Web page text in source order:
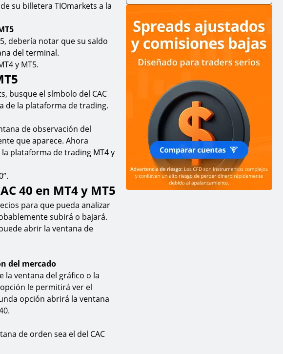
su billetera TIOmarkets a la
debería notar que su saldo
del terminal.
y MT5.
busque el símbolo del CAC
de la plataforma de trading.
de observación del
que aparece. Ahora
plataforma de trading MT4 y
40 en MT4 y MT5
para que pueda analizar
subirá o bajará.
abrir la ventana de
del mercado
la ventana del gráfico o la
le permitirá ver el
opción abrirá la ventana
de orden sea el del CAC